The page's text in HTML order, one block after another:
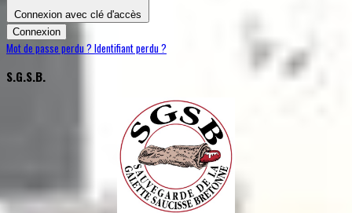
Connexion avec clé d'accès
Connexion
Mot de passe perdu ? Identifiant perdu ?
S.G.S.B.